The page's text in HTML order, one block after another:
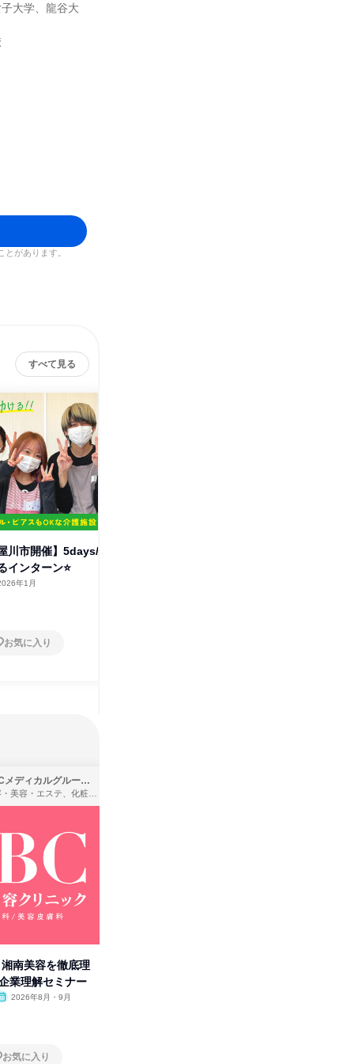
大学、龍谷大
があります。
すべて見る
川市開催】5days/
インターン⭐
年1月
お気に入り
SBCメディカルグループ株式会社
理容・美容・エステ、化粧品・理美容用品小売、医療・病院
湘南美容を徹底理
業理解セミナー
2026年8月・9月
お気に入り